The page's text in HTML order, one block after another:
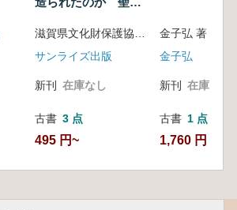
サンライズ出版
新刊 在庫なし
古書 3 点
495 円~
金子弘 著
金子弘
新刊 在庫なし
古書 1 点
1,760 円